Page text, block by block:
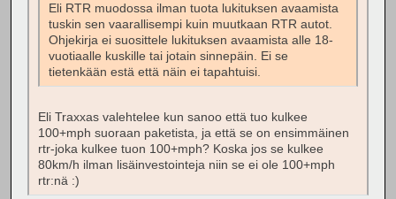
Eli RTR muodossa ilman tuota lukituksen avaamista
tuskin sen vaarallisempi kuin muutkaan RTR autot.
Ohjekirja ei suosittele lukituksen avaamista alle 18-
vuotiaalle kuskille tai jotain sinnepäin. Ei se
tietenkään estä että näin ei tapahtuisi.
Eli Traxxas valehtelee kun sanoo että tuo kulkee
100+mph suoraan paketista, ja että se on ensimmäinen
rtr-joka kulkee tuon 100+mph? Koska jos se kulkee
80km/h ilman lisäinvestointeja niin se ei ole 100+mph
rtr:nä :)